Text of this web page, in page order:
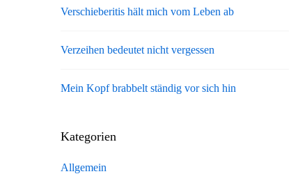
Verschieberitis hält mich vom Leben ab
Verzeihen bedeutet nicht vergessen
Mein Kopf brabbelt ständig vor sich hin
Kategorien
Allgemein